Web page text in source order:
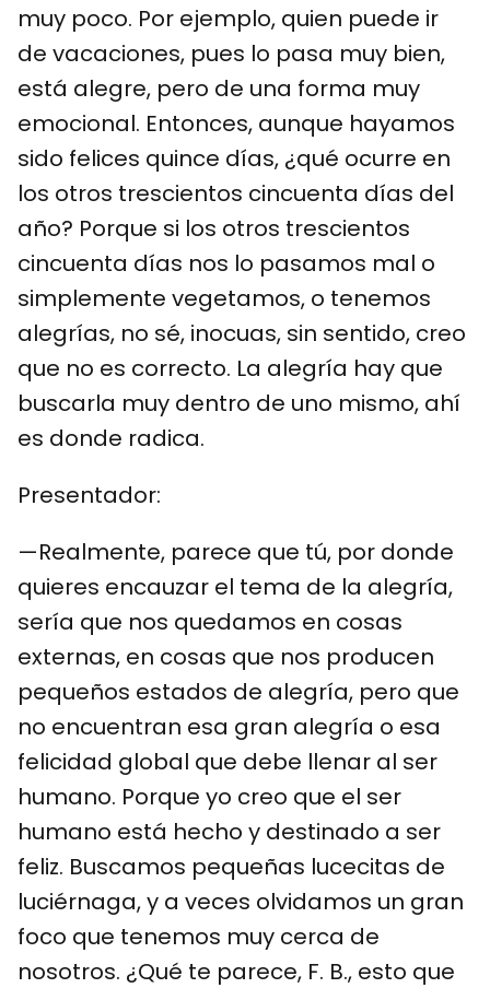
muy poco. Por ejemplo, quien puede ir
de vacaciones, pues lo pasa muy bien,
está alegre, pero de una forma muy
emocional. Entonces, aunque hayamos
sido felices quince días, ¿qué ocurre en
los otros trescientos cincuenta días del
año? Porque si los otros trescientos
cincuenta días nos lo pasamos mal o
simplemente vegetamos, o tenemos
alegrías, no sé, inocuas, sin sentido, creo
que no es correcto. La alegría hay que
buscarla muy dentro de uno mismo, ahí
es donde radica.
Presentador:
—Realmente, parece que tú, por donde
quieres encauzar el tema de la alegría,
sería que nos quedamos en cosas
externas, en cosas que nos producen
pequeños estados de alegría, pero que
no encuentran esa gran alegría o esa
felicidad global que debe llenar al ser
humano. Porque yo creo que el ser
humano está hecho y destinado a ser
feliz. Buscamos pequeñas lucecitas de
luciérnaga, y a veces olvidamos un gran
foco que tenemos muy cerca de
nosotros. ¿Qué te parece, F. B., esto que